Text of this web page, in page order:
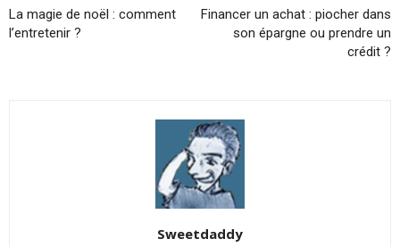
La magie de noël : comment
l’entretenir ?
Financer un achat : piocher dans
son épargne ou prendre un
crédit ?
Sweetdaddy